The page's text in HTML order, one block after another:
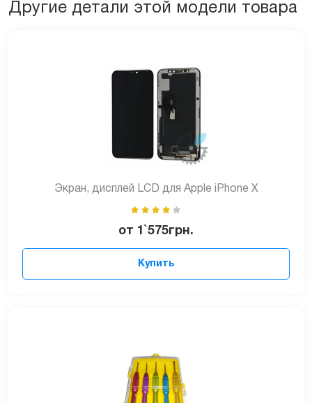
Другие детали этой модели товара
Экран, дисплей LCD для Apple iPhone X
от 1`575грн.
Купить